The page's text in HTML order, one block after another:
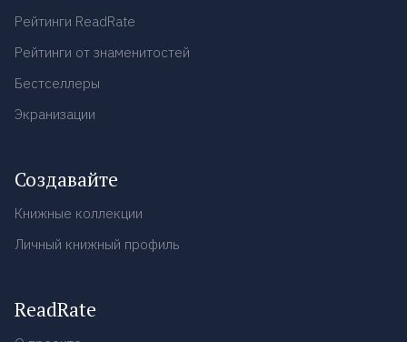
Рейтинги ReadRate
Рейтинги от знаменитостей
Бестселлеры
Экранизации
Создавайте
Книжные коллекции
Личный книжный профиль
ReadRate